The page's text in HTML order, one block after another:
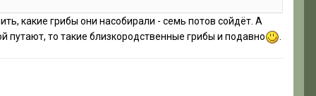
какие грибы они насобирали - семь потов сойдёт. А
то такие близкородственные грибы и подавно